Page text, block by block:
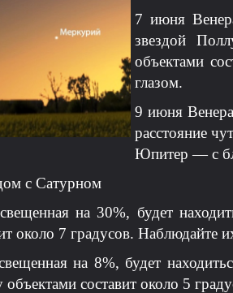
7 июня
звездой
объектами
глазом.
9 июня
расстояние
Юпитер — с
с Сатурном
на 30%, будет
около 7 градусов. Наблюдайте
на 8%, будет
объектами составит около 5